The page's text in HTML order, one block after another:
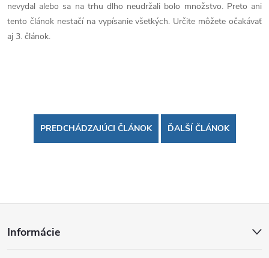
nevydal alebo sa na trhu dlho neudržali bolo množstvo. Preto ani
tento článok nestačí na vypísanie všetkých. Určite môžete očakávať
aj 3. článok.
PREDCHÁDZAJÚCI ČLÁNOK ĎALŠÍ ČLÁNOK
Informácie